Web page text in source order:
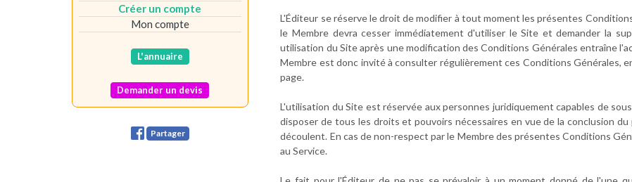
L'Éditeur se réserve le droit de modifier à tout moment les présentes
le Membre devra cesser immédiatement d'utiliser le Site et demander la
utilisation du Site après une modification des Conditions Générales entraîne
Membre est donc invité à consulter régulièrement ces Conditions Générales,
page.
L'utilisation du Site est réservée aux personnes juridiquement capables de
disposer de tous les droits et pouvoirs nécessaires en vue de la conclusion
découlent. En cas de non-respect par le Membre des présentes Conditions
au Service.
Créer un compte
Mon compte
L'annuaire
Demander un devis
Partager